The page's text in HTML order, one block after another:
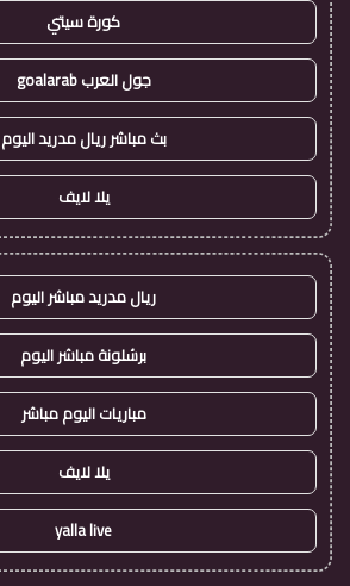
كورة سيتي
جول العرب goalarab
بث مباشر ريال مدريد اليوم
يلا لايف
ريال مدريد مباشر اليوم
برشلونة مباشر اليوم
مباريات اليوم مباشر
يلا لايف
yalla live